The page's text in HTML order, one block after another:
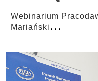
Webinarium
Mariański...